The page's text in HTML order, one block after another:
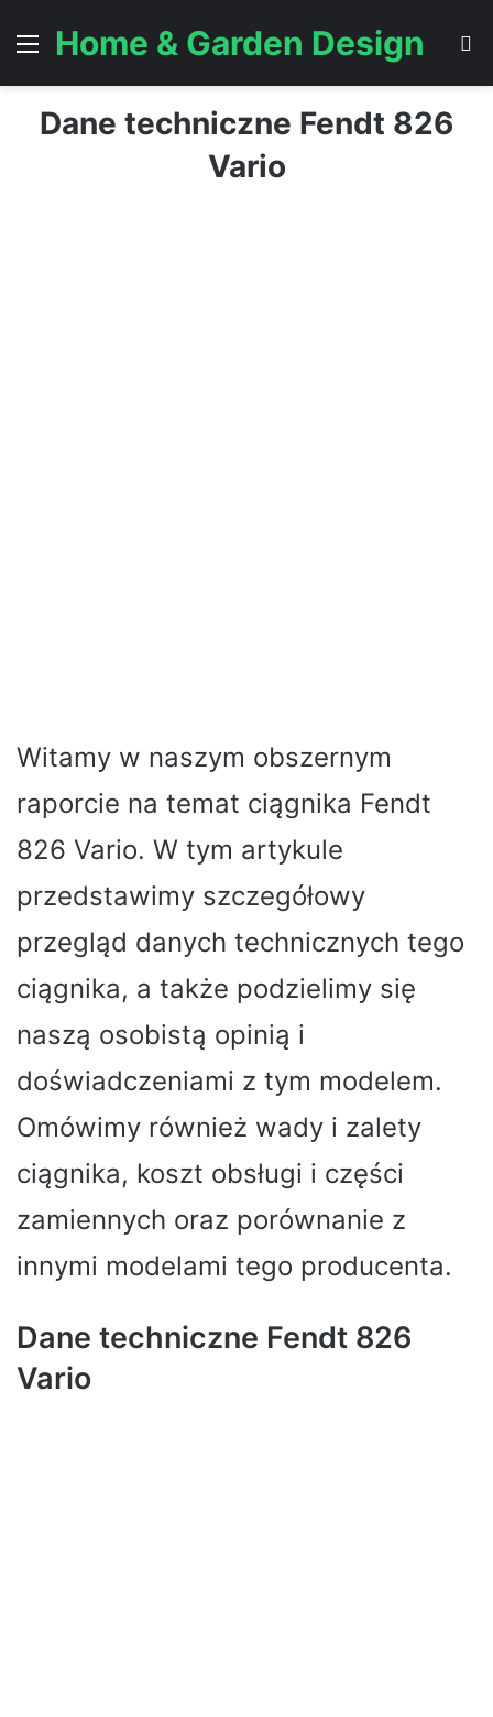
Menu
Home & Garden Design
Dane techniczne Fendt 826
Vario
Witamy w naszym obszernym
raporcie na temat ciągnika Fendt
826 Vario. W tym artykule
przedstawimy szczegółowy
przegląd danych technicznych tego
ciągnika, a także podzielimy się
naszą osobistą opinią i
doświadczeniami z tym modelem.
Omówimy również wady i zalety
ciągnika, koszt obsługi i części
zamiennych oraz porównanie z
innymi modelami tego producenta.
Dane techniczne Fendt 826
Vario